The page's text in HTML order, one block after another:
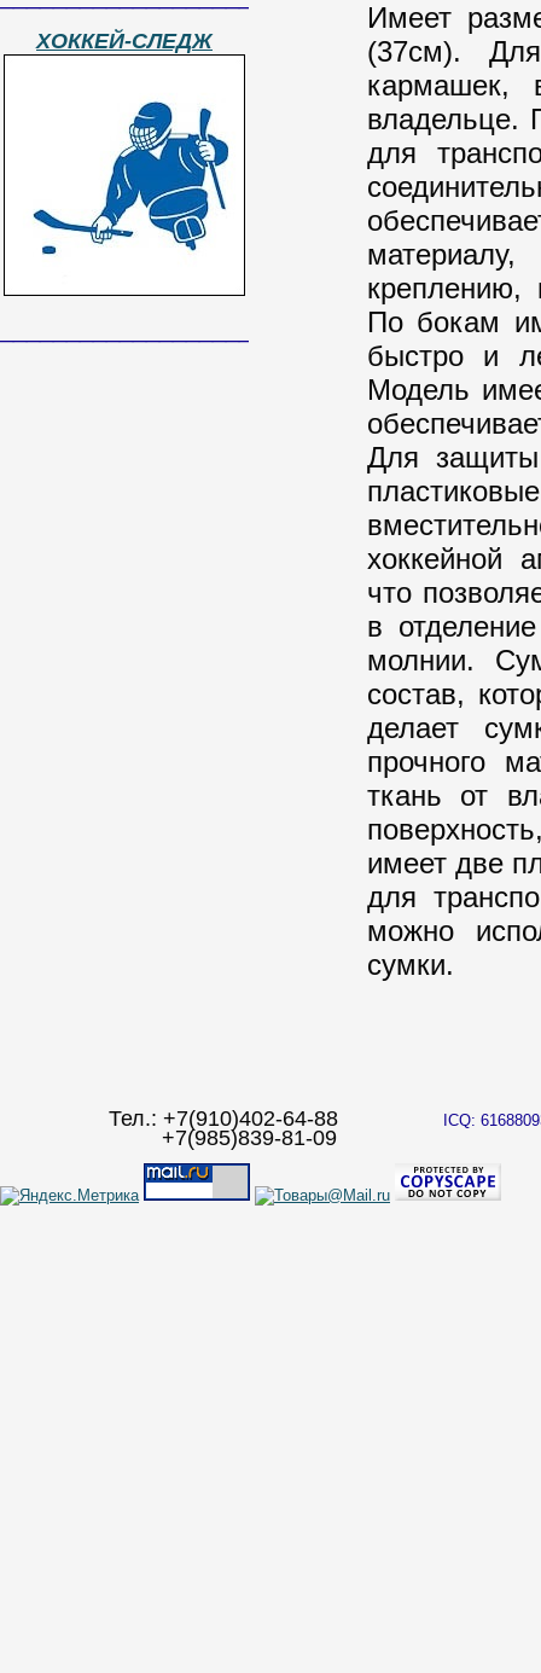
ХОККЕЙ-СЛЕДЖ
______________________________
Имеет
(37см).
кармашек,
владельце.
для
креплению,
По бокам
быстро и
Модель
Для защиты
хоккейной
что
в
молнии.
состав,
делает
прочного
ткань от
имеет две
для
можно
сумки.
Тел.: +7(910)402-64-88
+7(985)839-81-09
ICQ: